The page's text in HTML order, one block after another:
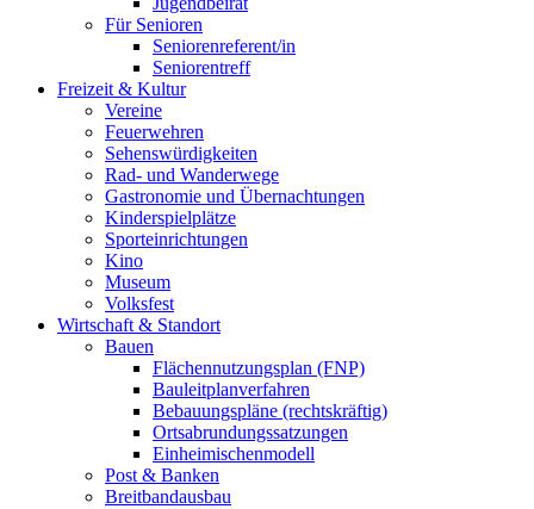
Für Senioren
Seniorenreferent/in
Seniorentreff
Freizeit & Kultur
Vereine
Feuerwehren
Sehenswürdigkeiten
Rad- und Wanderwege
Gastronomie und Übernachtungen
Kinderspielplätze
Sporteinrichtungen
Kino
Museum
Volksfest
Wirtschaft & Standort
Bauen
Flächennutzungsplan (FNP)
Bauleitplanverfahren
Bebauungspläne (rechtskräftig)
Ortsabrundungssatzungen
Einheimischenmodell
Post & Banken
Breitbandausbau